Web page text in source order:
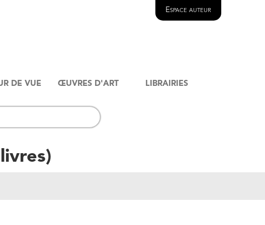
Espace auteur
DE VUE ŒUVRES D'ART LIBRAIRIES
livres)